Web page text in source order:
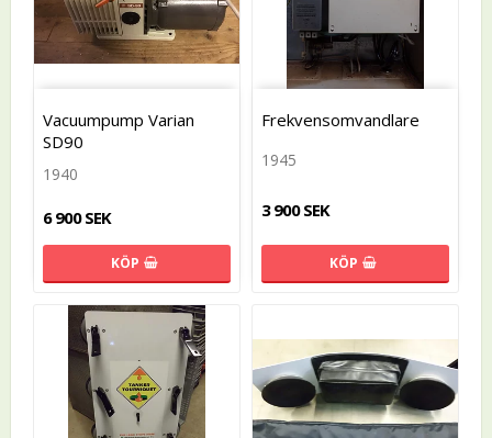
Vacuumpump Varian
SD90
1940
6 900 SEK
KÖP
Frekvensomvandlare
1945
3 900 SEK
KÖP